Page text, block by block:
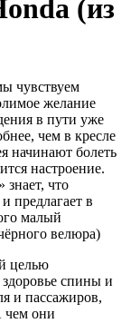
(из
чувствуем
желание
в пути уже
чем в кресле
начинают болеть
настроение.
что
предлагает в
малый
велюра)
целью
спины и
и пассажиров,
чем они